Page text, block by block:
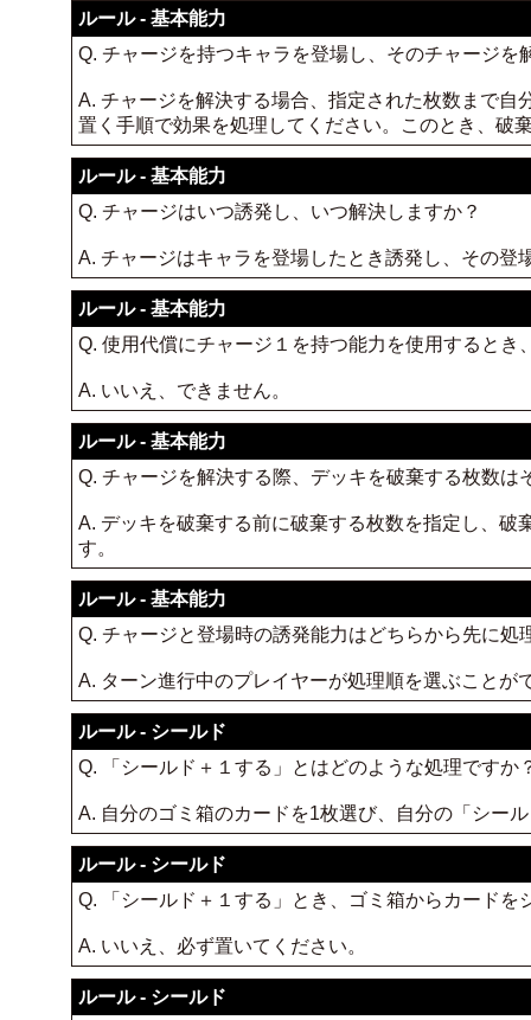
ルール - 基本能力
Q. チャージを持つキャラを登場し、そのチャージ
A. チャージを解決する場合、指定された枚数まで
置く手順で効果を処理してください。このとき、破
ルール - 基本能力
Q. チャージはいつ誘発し、いつ解決しますか？
A. チャージはキャラを登場したとき誘発し、その
ルール - 基本能力
Q. 使用代償にチャージ１を持つ能力を使用すると
A. いいえ、できません。
ルール - 基本能力
Q. チャージを解決する際、デッキを破棄する枚数
A. デッキを破棄する前に破棄する枚数を指定し、
す。
ルール - 基本能力
Q. チャージと登場時の誘発能力はどちらから先に処
A. ターン進行中のプレイヤーが処理順を選ぶことが
ルール - シールド
Q. 「シールド＋１する」とはどのような処理ですか
A. 自分のゴミ箱のカードを1枚選び、自分の「シー
ルール - シールド
Q. 「シールド＋１する」とき、ゴミ箱からカード
A. いいえ、必ず置いてください。
ルール - シールド